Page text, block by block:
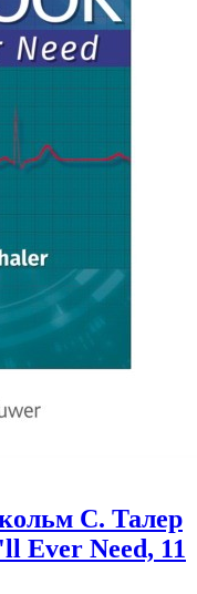
С. Талер
Ever Need, 11